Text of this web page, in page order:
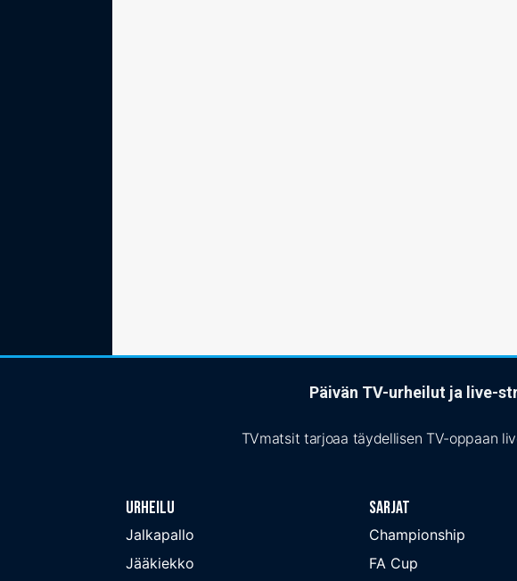
Päivän TV-urheilut ja live-
TVmatsit tarjoaa täydellisen TV-oppaan
Urheilu
Jalkapallo
Jääkiekko
Sarjat
Championship
FA Cup